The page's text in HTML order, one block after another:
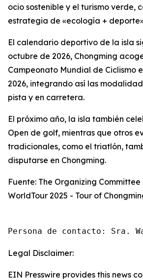
ocio sostenible y el turismo verde,
estrategia de «ecología +
El calendario deportivo de la isla
octubre de 2026, Chongming
Campeonato Mundial de Ciclismo
2026, integrando así las
pista y en carretera.
El próximo año, la isla también
Open de golf, mientras que otros
tradicionales, como el triatlón,
disputarse en Chongming.
Fuente: The Organizing Committee
WorldTour 2025 - Tour of
Persona de contacto: Sra.
Legal Disclaimer:
EIN Presswire provides this news